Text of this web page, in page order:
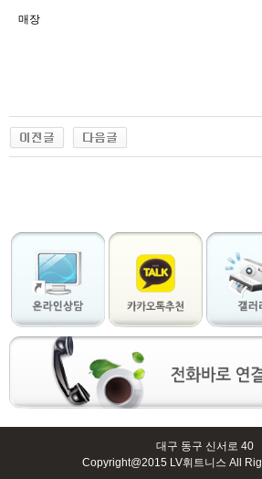
매장
대구 동구 신서로 40
Copyright@2015 LV휘트니스 All